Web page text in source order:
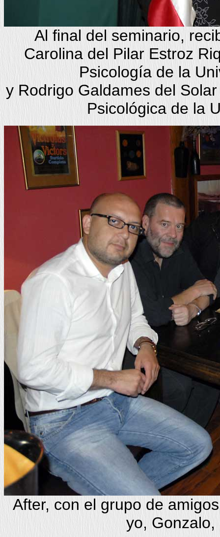
Al final del seminario,
Carolina del Pilar Estroz
Psicología de la
y Rodrigo Galdames del
Psicológica de la
After, con el grupo de
yo,